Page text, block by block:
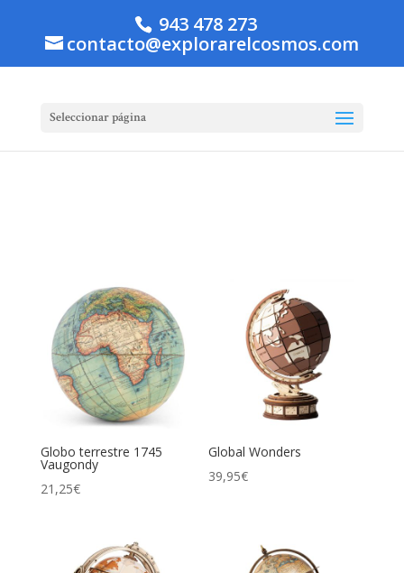
943 478 273
contacto@explorarelcosmos.com
Seleccionar página
Globo terrestre 1745
Vaugondy
21,25€
Global Wonders
39,95€